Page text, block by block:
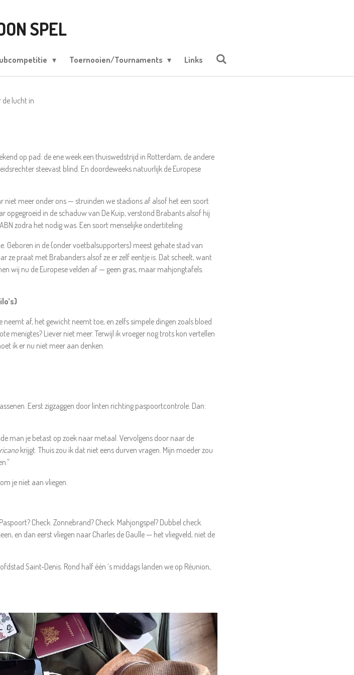
SPEL
Toernooien/Tournaments Links
de lucht in
op pad: de ene week een thuiswedstrijd in Rotterdam, de andere
steevast blind. En doordeweeks natuurlijk de Europese
meer onder ons — struinden we stadions af alsof het een soort
in de schaduw van De Kuip, verstond Brabants alsof hij
zodra het nodig was. Een soort menselijke ondertiteling.
in de (onder voetbalsupporters) meest gehate stad van
ze praat met Brabanders alsof ze er zelf eentje is. Dat scheelt, want
wij nu de Europese velden af — geen gras, maar mahjongtafels.
af, het gewicht neemt toe, en zelfs simpele dingen zoals bloed
menigtes? Liever niet meer. Terwijl ik vroeger nog trots kon vertellen
ik er nu niet meer aan denken.
Eerst zigzaggen door linten richting paspoortcontrole. Dan:
man je betast op zoek naar metaal. Vervolgens door naar de
krijgt. Thuis zou ik dat niet eens durven vragen. Mijn moeder zou
je niet aan vliegen.
Check. Zonnebrand? Check. Mahjongspel? Dubbel check.
en dan eerst vliegen naar Charles de Gaulle — het vliegveld, niet de
Saint-Denis. Rond half één ’s middags landen we op Réunion,